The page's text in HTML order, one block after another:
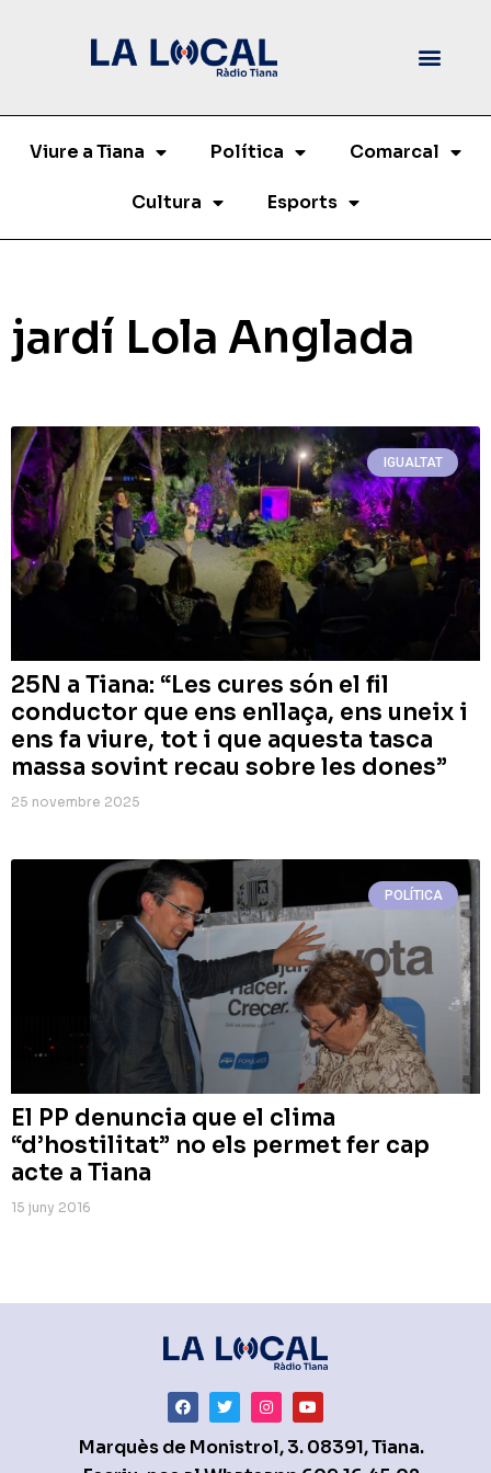
Viure a Tiana Política Comarcal
Cultura Esports
jardí Lola Anglada
IGUALTAT
25N a Tiana: “Les cures són el fil
conductor que ens enllaça, ens uneix i
ens fa viure, tot i que aquesta tasca
massa sovint recau sobre les dones”
25 novembre 2025
POLÍTICA
El PP denuncia que el clima
“d’hostilitat” no els permet fer cap
acte a Tiana
15 juny 2016
Marquès de Monistrol, 3. 08391, Tiana.